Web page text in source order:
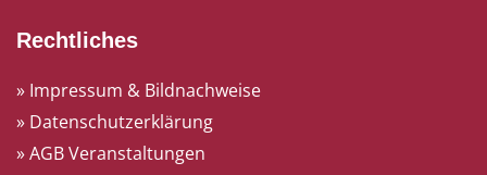
Rechtliches
» Impressum & Bildnachweise
» Datenschutzerklärung
» AGB Veranstaltungen